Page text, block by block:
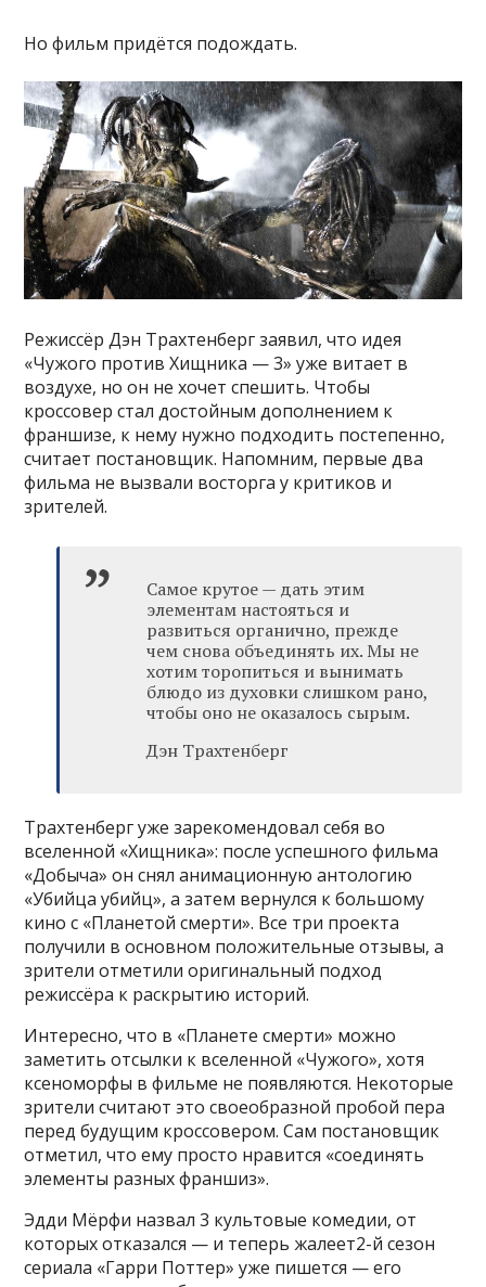
Но фильм придётся подождать.
Режиссёр Дэн Трахтенберг заявил, что идея
«Чужого против Хищника — 3» уже витает в
воздухе, но он не хочет спешить. Чтобы
кроссовер стал достойным дополнением к
франшизе, к нему нужно подходить постепенно,
считает постановщик. Напомним, первые два
фильма не вызвали восторга у критиков и
зрителей.
Самое крутое — дать этим
элементам настояться и
развиться органично, прежде
чем снова объединять их. Мы не
хотим торопиться и вынимать
блюдо из духовки слишком рано,
чтобы оно не оказалось сырым.
Дэн Трахтенберг
Трахтенберг уже зарекомендовал себя во
вселенной «Хищника»: после успешного фильма
«Добыча» он снял анимационную антологию
«Убийца убийц», а затем вернулся к большому
кино с «Планетой смерти». Все три проекта
получили в основном положительные отзывы, а
зрители отметили оригинальный подход
режиссёра к раскрытию историй.
Интересно, что в «Планете смерти» можно
заметить отсылки к вселенной «Чужого», хотя
ксеноморфы в фильме не появляются. Некоторые
зрители считают это своеобразной пробой пера
перед будущим кроссовером. Сам постановщик
отметил, что ему просто нравится «соединять
элементы разных франшиз».
Эдди Мёрфи назвал 3 культовые комедии, от
которых отказался — и теперь жалеет2-й сезон
сериала «Гарри Поттер» уже пишется — его